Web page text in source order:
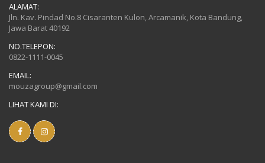
ALAMAT:
Jln. Kav. Pindad No.8 Cisaranten Kulon, Arcamanik, Kota Bandung,
Jawa Barat 40192
NO.TELEPON:
0822-1111-0045
EMAIL:
mouzagroup@gmail.com
LIHAT KAMI DI: